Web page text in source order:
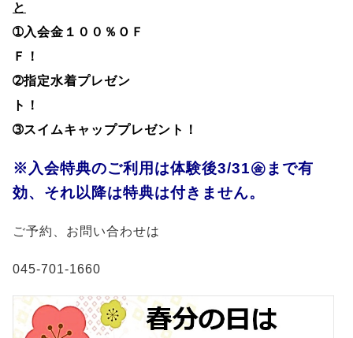
と
➀入会金１００％ＯＦ
Ｆ！
➁指定水着プレゼン
ト
➂スイムキャッププレゼント！
※入会特典のご利用は体験後3/31㊎まで有
効、それ以降は特典は付きません。
ご予約、お問い合わせは
045-701-1660